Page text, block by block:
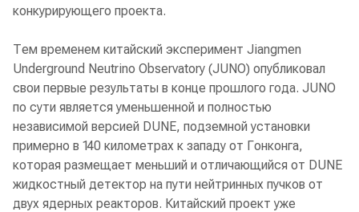
конкурирующего проекта.
Тем временем китайский эксперимент Jiangmen
Underground Neutrino Observatory (JUNO) опубликовал
свои первые результаты в конце прошлого года. JUNO
по сути является уменьшенной и полностью
независимой версией DUNE, подземной установки
примерно в 140 километрах к западу от Гонконга,
которая размещает меньший и отличающийся от DUNE
жидкостный детектор на пути нейтринных пучков от
двух ядерных реакторов. Китайский проект уже